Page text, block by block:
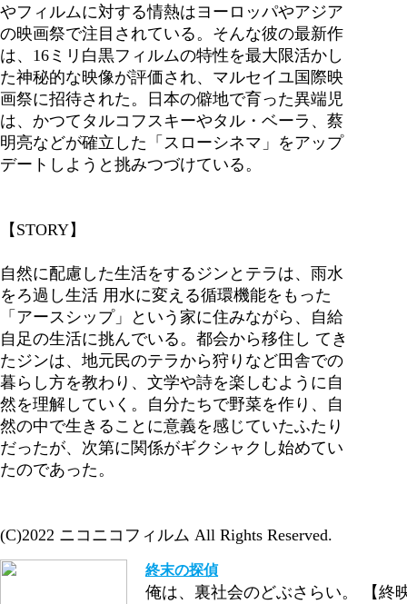
やフィルムに対する情熱はヨーロッパやアジア
の映画祭で注目されている。そんな彼の最新作
は、16ミリ白黒フィルムの特性を最大限活かし
た神秘的な映像が評価され、マルセイユ国際映
画祭に招待された。日本の僻地で育った異端児
は、かつてタルコフスキーやタル・ベーラ、蔡
明亮などが確立した「スローシネマ」をアップ
デートしようと挑みつづけている。
【STORY】
自然に配慮した生活をするジンとテラは、雨水
をろ過し生活 用水に変える循環機能をもった
「アースシップ」という家に住みながら、自給
自足の生活に挑んでいる。都会から移住し てき
たジンは、地元民のテラから狩りなど田舎での
暮らし方を教わり、文学や詩を楽しむように自
然を理解していく。自分たちで野菜を作り、自
然の中で生きることに意義を感じていたふたり
だったが、次第に関係がギクシャクし始めてい
たのであった。
(C)2022 ニコニコフィルム All Rights Reserved.
終末の探偵
俺は、裏社会のどぶさらい。 【終